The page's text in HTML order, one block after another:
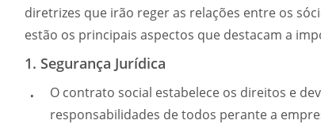
diretrizes que irão reger as relações entre os
estão os principais aspectos que destacam a
1. Segurança Jurídica
O contrato social estabelece os direitos e
responsabilidades de todos perante a